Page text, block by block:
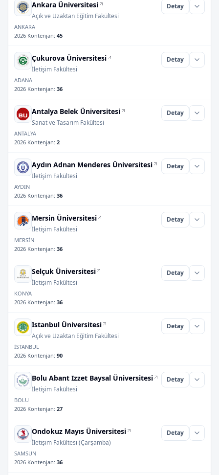
Ankara Üniversitesi
Açık ve Uzaktan Eğitim Fakültesi
Detay
ANKARA
2026 Kontenjan: 45
Çukurova Üniversitesi
İletişim Fakültesi
Detay
ADANA
2026 Kontenjan: 36
Antalya Belek Üniversitesi
Sanat ve Tasarım Fakültesi
Detay
ANTALYA
2026 Kontenjan: 2
Aydın Adnan Menderes Üniversitesi
İletişim Fakültesi
Detay
AYDIN
2026 Kontenjan: 36
Mersin Üniversitesi
İletişim Fakültesi
Detay
MERSİN
2026 Kontenjan: 36
Selçuk Üniversitesi
İletişim Fakültesi
Detay
KONYA
2026 Kontenjan: 36
Istanbul Üniversitesi
Açık ve Uzaktan Eğitim Fakültesi
Detay
İSTANBUL
2026 Kontenjan: 90
Bolu Abant Izzet Baysal Üniversitesi
İletişim Fakültesi
Detay
BOLU
2026 Kontenjan: 27
Ondokuz Mayıs Üniversitesi
İletişim Fakültesi (Çarşamba)
Detay
SAMSUN
2026 Kontenjan: 36